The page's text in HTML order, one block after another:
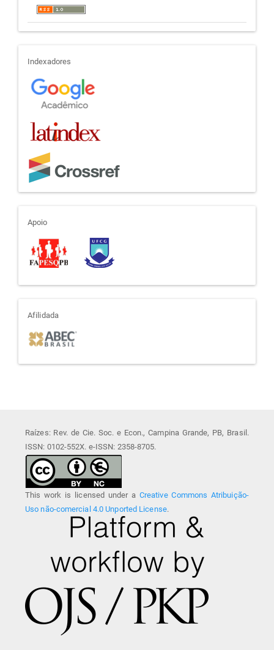
indexadores
Indexadores
apoio
Apoio
afiliada
Afilidada
Raízes: Rev. de Cie. Soc. e Econ., Campina Grande, PB, Brasil.
ISSN: 0102-552X. e-ISSN: 2358-8705.
This work is licensed under a Creative Commons Atribuição-
Uso não-comercial 4.0 Unported License.